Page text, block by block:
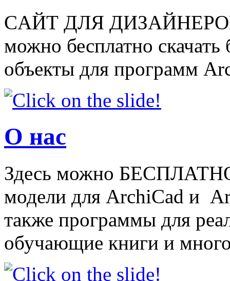
CАЙТ ДЛЯ
можно бесплатно
объекты для программ
О нас
Здесь можно
модели для ArchiCad и
также программы для
обучающие книги и